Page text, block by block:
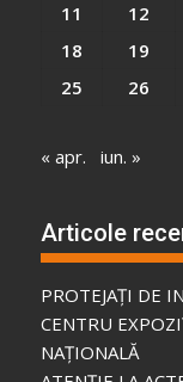
11
12
18
19
25
26
« apr. iun. »
Articole
PROTEJAȚI DE
CENTRU
NAȚIONALĂ